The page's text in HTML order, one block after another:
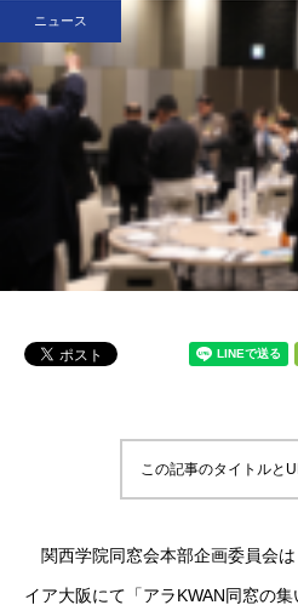
ニュース
この記事のタイトルと
関西学院同窓会本部企画委員会
イア大阪にて「アラKWAN同窓の集